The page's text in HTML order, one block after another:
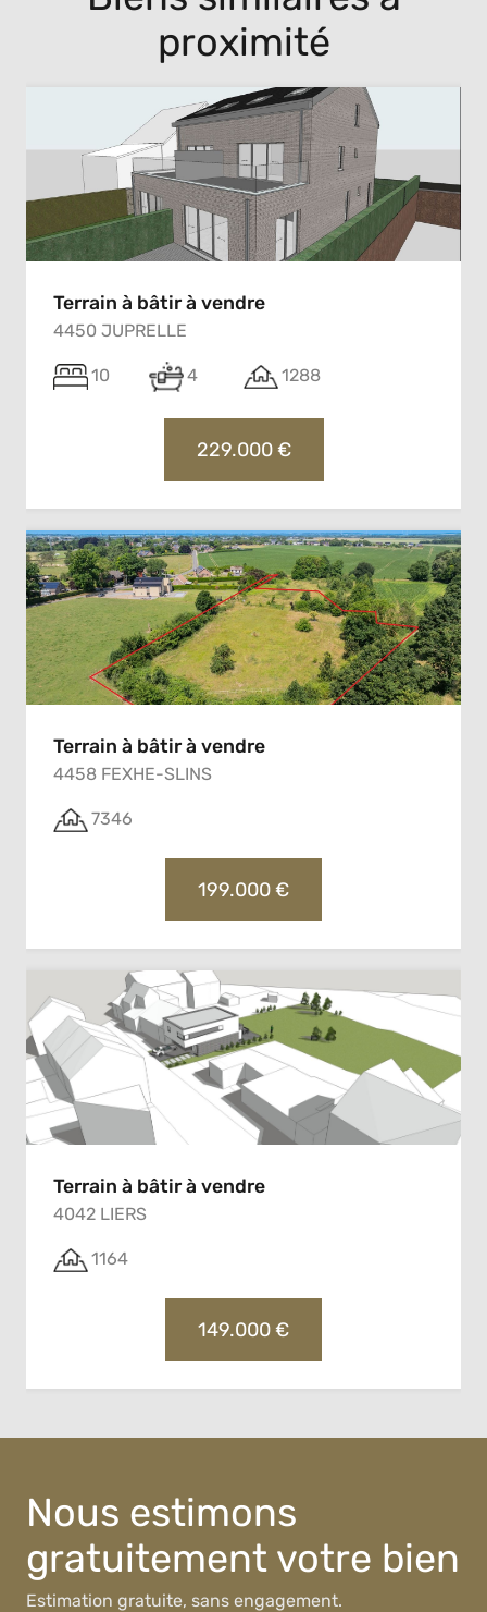
proximité
Terrain à bâtir à vendre
4450 JUPRELLE
10 4 1288
229.000 €
Terrain à bâtir à vendre
4458 FEXHE-SLINS
7346
199.000 €
Terrain à bâtir à vendre
4042 LIERS
1164
149.000 €
Nous estimons
gratuitement votre bien
Estimation gratuite, sans engagement.